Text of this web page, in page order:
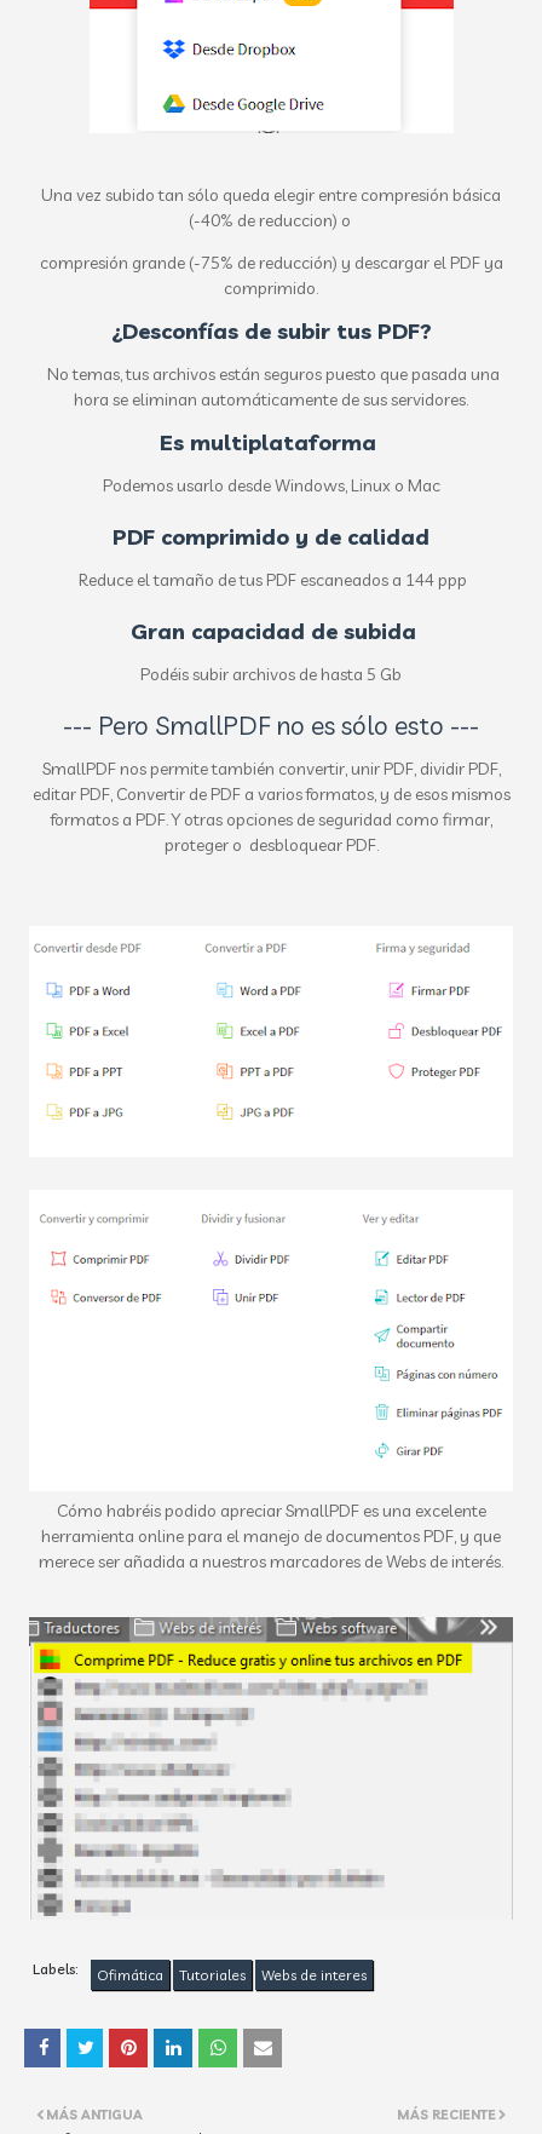
Una vez subido tan sólo queda elegir entre compresión básica
(-40% de reduccion) o
compresión grande (-75% de reducción) y descargar el PDF ya
comprimido.
¿Desconfías de subir tus PDF?
No temas, tus archivos están seguros puesto que pasada una
hora se eliminan automáticamente de sus servidores.
Es multiplataforma
Podemos usarlo desde Windows, Linux o Mac
PDF comprimido y de calidad
Reduce el tamaño de tus PDF escaneados a 144 ppp
Gran capacidad de subida
Podéis subir archivos de hasta 5 Gb
--- Pero SmallPDF no es sólo esto ---
SmallPDF nos permite también convertir, unir PDF, dividir PDF,
editar PDF, Convertir de PDF a varios formatos, y de esos mismos
formatos a PDF. Y otras opciones de seguridad como firmar,
proteger o desbloquear PDF.
Cómo habréis podido apreciar SmallPDF es una excelente
herramienta online para el manejo de documentos PDF, y que
merece ser añadida a nuestros marcadores de Webs de interés.
Labels: Ofimática Tutoriales Webs de interes
MÁS RECIENTE
MÁS ANTIGUA